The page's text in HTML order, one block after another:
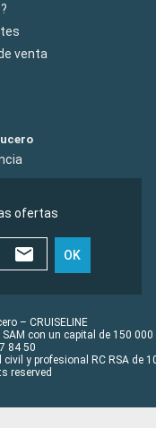
venta
ofertas
OK
– CRUISELINE
con un capital de 150 000
84 50
y profesional RC RSA de
reserved